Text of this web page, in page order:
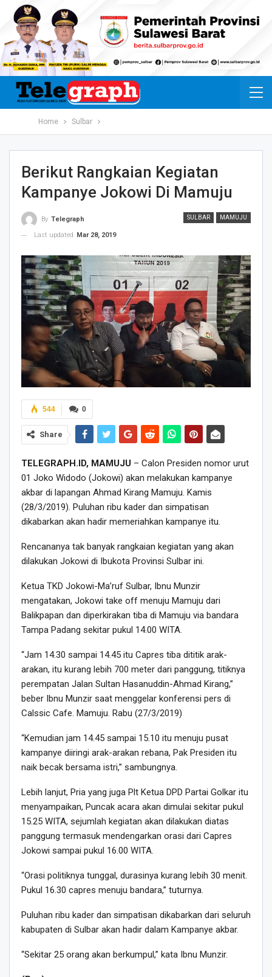
Home Sulbar
Berikut Rangkaian Kegiatan
Kampanye Jokowi Di Mamuju
SULBAR MAMUJU
By Telegraph
Last updated
Mar 28, 2019
0
544
Share
TELEGRAPH.ID, MAMUJU – Calon Presiden nomor urut
01 Joko Widodo (Jokowi) akan melakukan kampanye
akbar di lapangan Ahmad Kirang Mamuju. Kamis
(28/3/2019). Puluhan ribu kader dan simpatisan
dikabarkan akan hadir memeriahkan kampanye itu.
Rencananya tak banyak rangkaian kegiatan yang akan
dilakukan Jokowi di Ibukota Provinsi Sulbar ini.
Ketua TKD Jokowi-Ma’ruf Sulbar, Ibnu Munzir
mengatakan, Jokowi take off menuju Mamuju dari
Balikpapan dan diperkirakan tiba di Mamuju via bandara
Tampa Padang sekitar pukul 14.00 WITA.
“Jam 14.30 sampai 14.45 itu Capres tiba dititik arak-
arakan, itu kurang lebih 700 meter dari panggung, titiknya
perempatan Jalan Sultan Hasanuddin-Ahmad Kirang,”
beber Ibnu Munzir saat menggelar konferensi pers di
Calssic Cafe. Mamuju. Rabu (27/3/2019)
“Kemudian jam 14.45 sampai 15.10 itu menuju pusat
kampanye diiringi arak-arakan rebana, Pak Presiden itu
naik becak bersama istri,” sambungnya.
Lebih lanjut, Pria yang juga Plt Ketua DPD Partai Golkar itu
menyampaikan, Puncak acara akan dimulai sekitar pukul
15.25 WITA, sejumlah kegiatan akan dilakukan diatas
panggung termasuk mendengarkan orasi dari Capres
Jokowi sampai pukul 16.00 WITA.
“Orasi politiknya tunggal, durasinya kurang lebih 30 menit.
Pukul 16.30 capres menuju bandara,” tuturnya.
Puluhan ribu kader dan simpatisan dikabarkan dari seluruh
kabupaten di Sulbar akan hadir dalam Kampanye akbar.
“Sekitar 25 orang akan berkumpul,” kata Ibnu Munzir.